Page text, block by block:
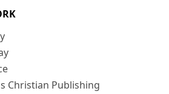
Christian Publishing